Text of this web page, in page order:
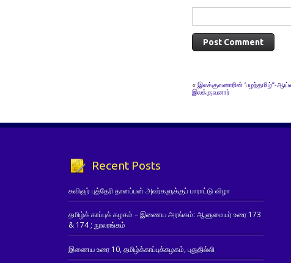
« இலக்குவனாரின் ‘பழந்தமிழ்”-
இலக்குவனார்
Recent Posts
கவிஞர் புத்தேரி தானப்பன் அவர்களுக்குப் பாராட்டு விழா
தமிழ்க் காப்புக் கழகம் – இணைய அரங்கம்: ஆளுமையர் உரை 173
& 174 ; நூலரங்கம்
இணைய உரை 10, தமிழ்க்காப்புக்கழகம், புதுதில்லி